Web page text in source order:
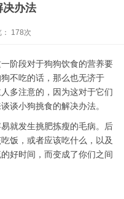
决办法
178次
阶段对于狗狗饮食的营养要
不吃的话，那么也无济于
多注意的，因为这对于它们
谈小狗挑食的解决办法。
就发生挑肥拣瘦的毛病。后
饭，或者应该吃什么，以及
好时间，而变成了你们之间